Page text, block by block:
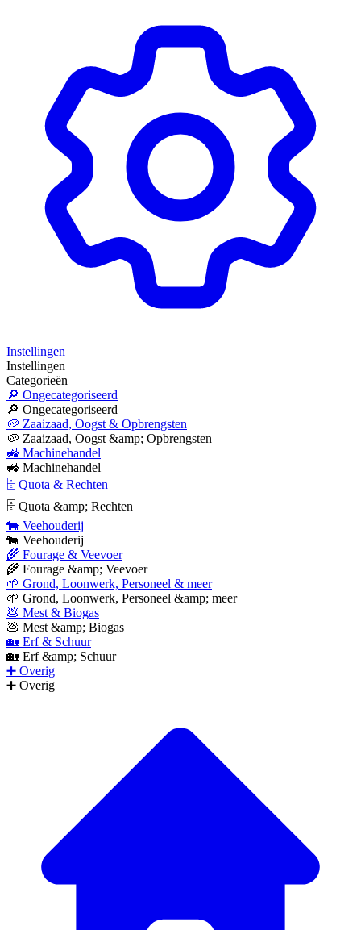
Instellingen
Instellingen
Categorieën
🔎 Ongecategoriseerd
🔎 Ongecategoriseerd
🥔 Zaaizaad, Oogst & Opbrengsten
🥔 Zaaizaad, Oogst &amp; Opbrengsten
🚜 Machinehandel
🚜 Machinehandel
🗄 Quota & Rechten
🗄 Quota &amp; Rechten
🐄 Veehouderij
🐄 Veehouderij
🌾 Fourage & Veevoer
🌾 Fourage &amp; Veevoer
🌱 Grond, Loonwerk, Personeel & meer
🌱 Grond, Loonwerk, Personeel &amp; meer
💩 Mest & Biogas
💩 Mest &amp; Biogas
🏡 Erf & Schuur
🏡 Erf &amp; Schuur
➕ Overig
➕ Overig